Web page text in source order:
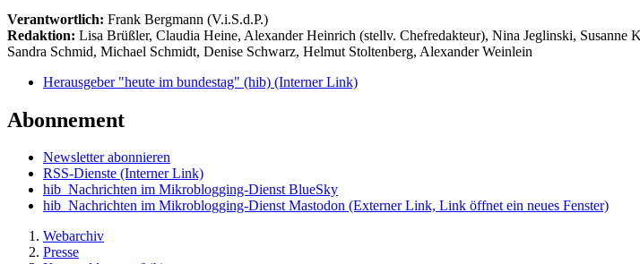
Verantwortlich: Frank Bergmann (V.i.S.d.P.)
Redaktion: Lisa Brüßler, Claudia Heine, Alexander Heinrich (stellv. Chefredakteur), Nina Jeglinski, Susanne
Sandra Schmid, Michael Schmidt, Denise Schwarz, Helmut Stoltenberg, Alexander Weinlein
Herausgeber "heute im bundestag" (hib) (Interner Link)
Abonnement
Newsletter abonnieren
RSS-Dienste (Interner Link)
hib_Nachrichten im Mikroblogging-Dienst BlueSky
hib_Nachrichten im Mikroblogging-Dienst Mastodon (Externer Link, Link öffnet ein neues Fenster)
Webarchiv
Presse